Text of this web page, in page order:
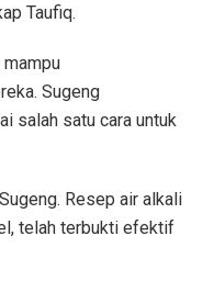
Taufiq.
mampu
Sugeng
salah satu cara untuk
Resep air alkali
telah terbukti efektif